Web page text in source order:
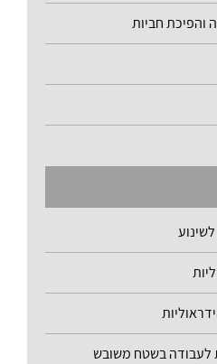
והפיכת חביות
לעבודה בשטח משובש